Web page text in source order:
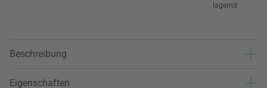
lagernd
Beschreibung
Eigenschaften